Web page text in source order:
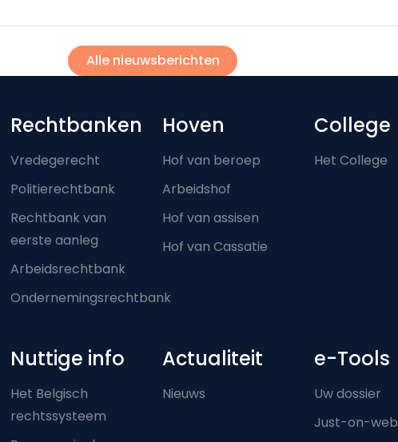
Alle nieuwsberichten
Footer-menu
Rechtbanken
Vredegerecht
Politierechtbank
Rechtbank van
eerste aanleg
Arbeidsrechtbank
Ondernemingsrechtbank
Hoven
Hof van beroep
Arbeidshof
Hof van assisen
Hof van Cassatie
College
Het College
Nuttige info
Het Belgisch
rechtssysteem
Actualiteit
Nieuws
e-Tools
Uw dossier
Just-on-web